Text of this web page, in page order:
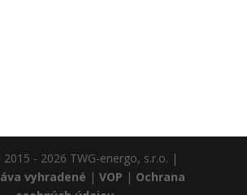
- 2026 TWG-energo, s.r.o. |
vyhradené | VOP | Ochrana